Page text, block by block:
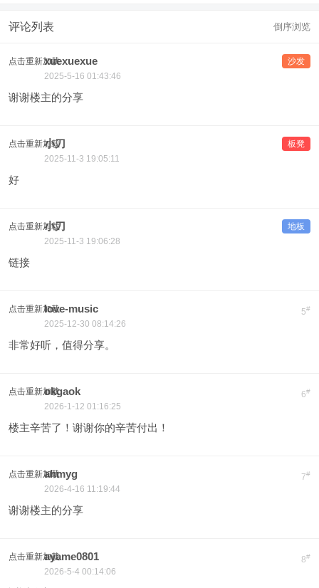
评论列表 倒序浏览
点击重新加载 沙发
xuexuexue
2025-5-16 01:43:46
谢谢楼主的分享
点击重新加载 板凳
小刀
2025-11-3 19:05:11
好
点击重新加载 地板
小刀
2025-11-3 19:06:28
链接
点击重新加载 5#
love-music
2025-12-30 08:14:26
非常好听，值得分享。
点击重新加载 6#
okgaok
2026-1-12 01:16:25
楼主辛苦了！谢谢你的辛苦付出！
点击重新加载 7#
ahmyg
2026-4-16 11:19:44
谢谢楼主的分享
点击重新加载 8#
ayame0801
2026-5-4 00:14:06